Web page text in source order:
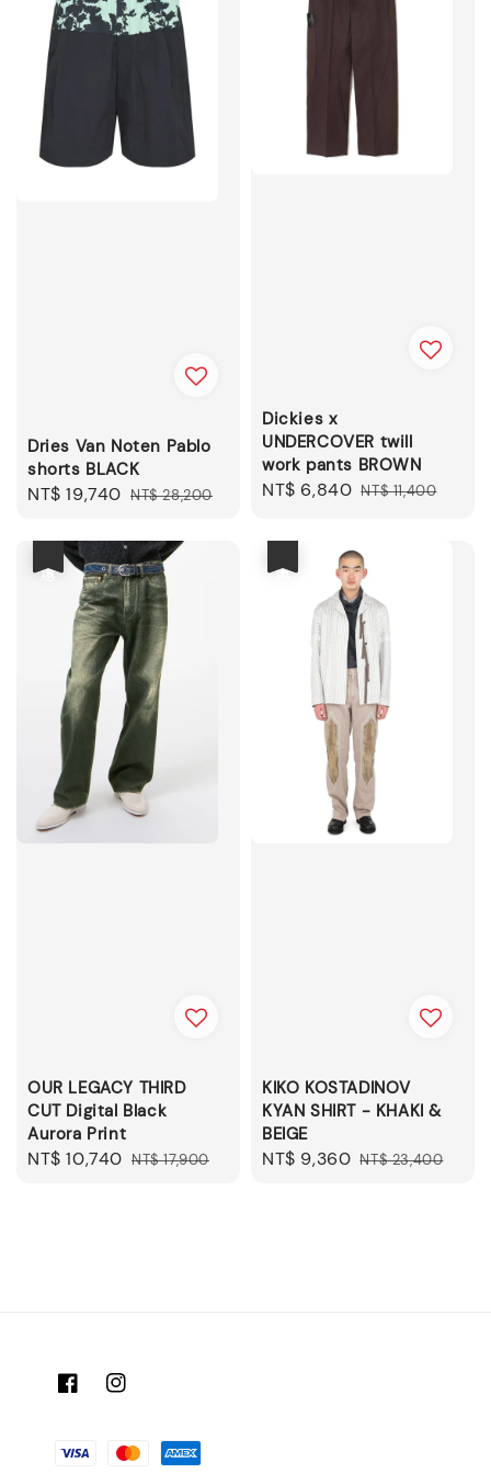
Dries Van Noten Pablo
shorts BLACK
Sale
NT$ 19,740 Regular
NT$ 28,200
Dickies x
UNDERCOVER twill
work pants BROWN
Sale
NT$ 6,840 Regular
NT$ 11,400
OUR LEGACY THIRD
CUT Digital Black
Aurora Print
Sale
NT$ 10,740 Regular
NT$ 17,900
KIKO KOSTADINOV
KYAN SHIRT - KHAKI &
BEIGE
Sale
NT$ 9,360 Regular
NT$ 23,400